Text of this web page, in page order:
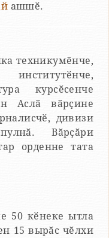
ашшӗ.
техникумӗнче,
институтӗнче,
курсӗсенче
Аслӑ вӑрҫине
дивизи
Вӑрҫӑри
орденне тата
50 кӗнеке ытла
15 вырӑс чӗлхи